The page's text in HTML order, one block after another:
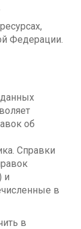
Федерации.
об
Справки
и
в
в